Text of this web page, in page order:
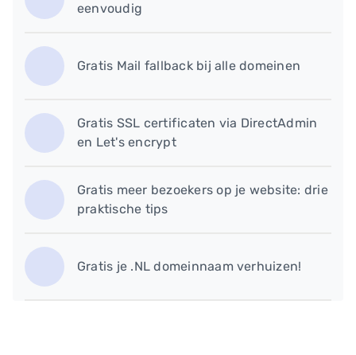
eenvoudig
Gratis Mail fallback bij alle domeinen
Gratis SSL certificaten via DirectAdmin
en Let's encrypt
​Gratis meer bezoekers op je website: drie
praktische tips
Gratis je .NL domeinnaam verhuizen!